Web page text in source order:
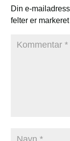
Din e-
felter er